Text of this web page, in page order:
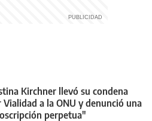
Kirchner llevó su condena
Vialidad a la ONU y denunció una
perpetua"